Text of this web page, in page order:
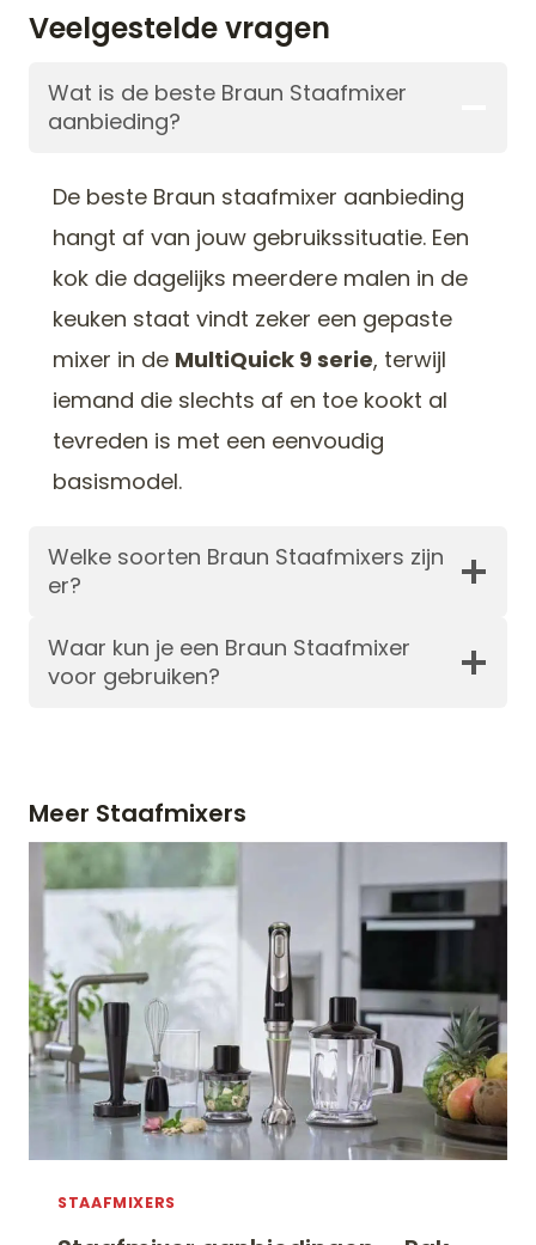
Veelgestelde vragen
Wat is de beste Braun Staafmixer
aanbieding?
De beste Braun staafmixer aanbieding
hangt af van jouw gebruikssituatie. Een
kok die dagelijks meerdere malen in de
keuken staat vindt zeker een gepaste
mixer in de MultiQuick 9 serie, terwijl
iemand die slechts af en toe kookt al
tevreden is met een eenvoudig
basismodel.
Welke soorten Braun Staafmixers zijn
er?
Waar kun je een Braun Staafmixer
voor gebruiken?
Meer Staafmixers
STAAFMIXERS